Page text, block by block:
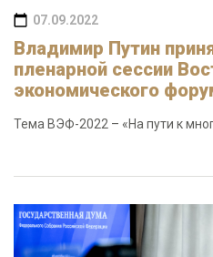
07.09.2022
Владимир Путин
пленарной сессии
экономического
Тема ВЭФ-2022 – «На пути к